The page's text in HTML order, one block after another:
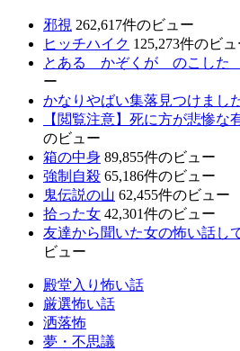
邪視 262,617件のビュー
ヒッチハイク 125,273件のビュ
とある かぞくが のこした
ー
かなりやばい集落見つけました
【閲覧注意】死に方が悲惨な
のビュー
箱の中身 89,855件のビュー
強制自殺 65,186件のビュー
鬼伝説の山 62,455件のビュー
拾った女 42,301件のビュー
友達から聞いた女の怖い話し
ビュー
殿堂入り怖い話
厳選怖い話
洒落怖
夢・不思議